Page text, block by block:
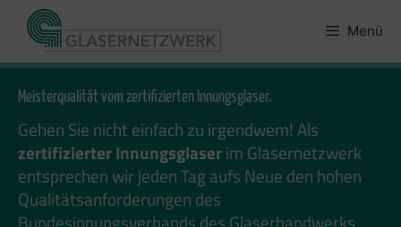
Zum
Inhalt
springen
Menü
Meisterqualität vom zertifizierten Innungsglaser.
Gehen Sie nicht einfach zu irgendwem! Als
zertifizierter Innungsglaserim Glasernetzwerk
entsprechen wir jeden Tag aufs Neue den hohen
Qualitätsanforderungen des